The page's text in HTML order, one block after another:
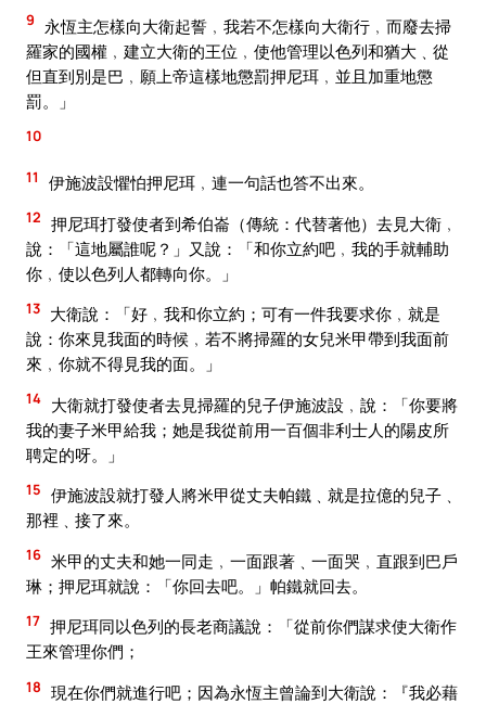
9
永恆主怎樣向大衛起誓﹐我若不怎樣向大衛行﹐而廢去掃
羅家的國權﹐建立大衛的王位﹐使他管理以色列和猶大﹑從
但直到別是巴﹐願上帝這樣地懲罰押尼珥﹐並且加重地懲
罰。」
10
11 伊施波設懼怕押尼珥﹐連一句話也答不出來。
12 押尼珥打發使者到希伯崙（傳統：代替著他）去見大衛﹐
說：「這地屬誰呢？」又說：「和你立約吧﹐我的手就輔助
你﹐使以色列人都轉向你。」
13 大衛說：「好﹐我和你立約；可有一件我要求你﹐就是
說：你來見我面的時候﹐若不將掃羅的女兒米甲帶到我面前
來﹐你就不得見我的面。」
14 大衛就打發使者去見掃羅的兒子伊施波設﹐說：「你要將
我的妻子米甲給我；她是我從前用一百個非利士人的陽皮所
聘定的呀。」
15 伊施波設就打發人將米甲從丈夫帕鐵﹑就是拉億的兒子﹑
那裡﹑接了來。
16 米甲的丈夫和她一同走﹐一面跟著﹑一面哭﹐直跟到巴戶
琳；押尼珥就說：「你回去吧。」帕鐵就回去。
17 押尼珥同以色列的長老商議說：「從前你們謀求使大衛作
王來管理你們；
18 現在你們就進行吧；因為永恆主曾論到大衛說：『我必藉